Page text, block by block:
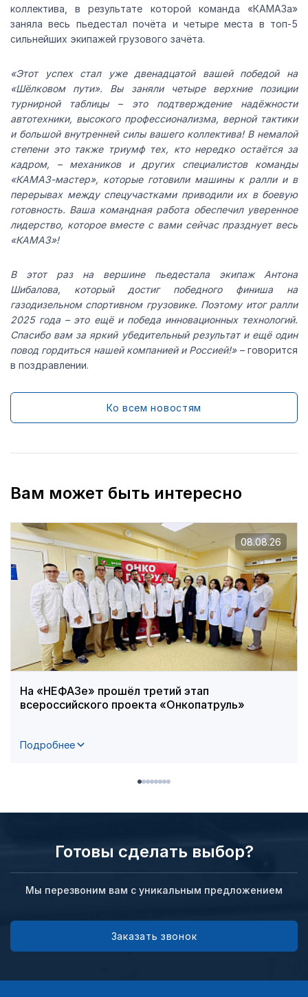
коллектива, в результате которой команда «КАМАЗа»
заняла весь пьедестал почёта и четыре места в топ-5
сильнейших экипажей грузового зачёта.
«Этот успех стал уже двенадцатой вашей победой на
«Шёлковом пути». Вы заняли четыре верхние позиции
турнирной таблицы – это подтверждение надёжности
автотехники, высокого профессионализма, верной тактики
и большой внутренней силы вашего коллектива! В немалой
степени это также триумф тех, кто нередко остаётся за
кадром, – механиков и других специалистов команды
«КАМАЗ-мастер», которые готовили машины к ралли и в
перерывах между спецучастками приводили их в боевую
готовность. Ваша командная работа обеспечил уверенное
лидерство, которое вместе с вами сейчас празднует весь
«КАМАЗ»!
В этот раз на вершине пьедестала экипаж Антона
Шибалова, который достиг победного финиша на
газодизельном спортивном грузовике. Поэтому итог ралли
2025 года – это ещё и победа инновационных технологий.
Спасибо вам за яркий убедительный результат и ещё один
повод гордиться нашей компанией и Россией!»– говорится
в поздравлении.
Ко всем новостям
Вам может быть интересно
На «НЕФАЗе» прошёл третий этап
всероссийского проекта «Онкопатруль»
Подробнее
08.08.26
Готовы сделать выбор?
Мы перезвоним вам с уникальным предложением
Заказать звонок